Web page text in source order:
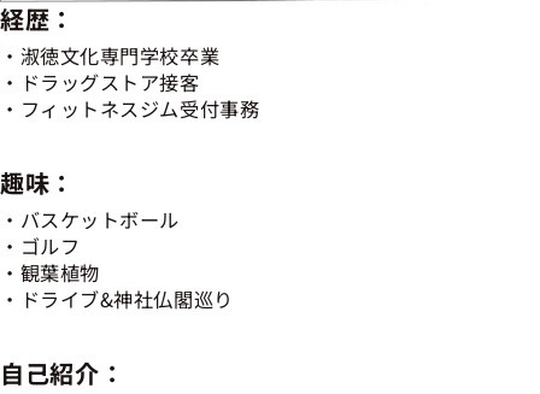
経歴：
淑徳文化専門学校卒業
ドラッグストア接客
フィットネスジム受付事務
趣味：
バスケットボール
ゴルフ
観葉植物
ドライブ&神社仏閣巡り
自己紹介：